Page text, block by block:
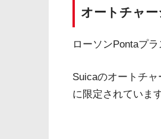
オートチャ
ローソンPontaプラ
Suicaのオートチ
に限定されています